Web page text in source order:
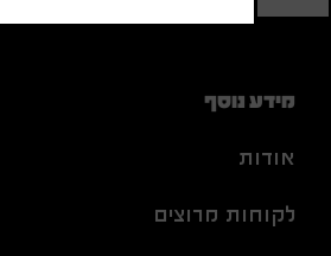
מידע נוסף
אודות
לקוחות מרוצים